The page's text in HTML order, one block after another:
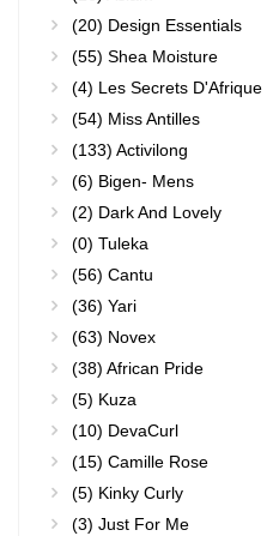
(20) Design Essentials
(55) Shea Moisture
(4) Les Secrets D'Afrique
(54) Miss Antilles
(133) Activilong
(6) Bigen- Mens
(2) Dark And Lovely
(0) Tuleka
(56) Cantu
(36) Yari
(63) Novex
(38) African Pride
(5) Kuza
(10) DevaCurl
(15) Camille Rose
(5) Kinky Curly
(3) Just For Me